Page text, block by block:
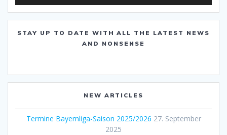
STAY UP TO DATE WITH ALL THE LATEST NEWS
AND NONSENSE
NEW ARTICLES
Termine Bayernliga-Saison 2025/2026 27. September
2025